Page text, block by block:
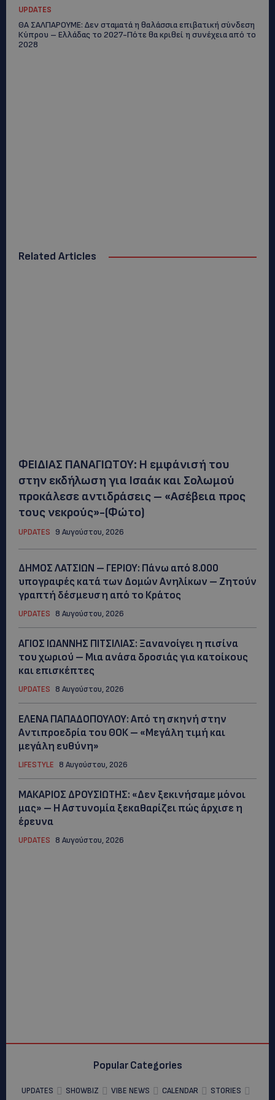
UPDATES
ΘΑ ΣΑΛΠΑΡΟΥΜΕ: Δεν σταματά η θαλάσσια επιβατική σύνδεση
Κύπρου – Ελλάδας το 2027-Πότε θα κριθεί η συνέχεια από το
2028
Related Articles
ΦΕΙΔΙΑΣ ΠΑΝΑΓΙΩΤΟΥ: Η εμφάνισή του
στην εκδήλωση για Ισαάκ και Σολωμού
προκάλεσε αντιδράσεις – «Ασέβεια προς
τους νεκρούς»-(Φώτο)
UPDATES 9 Αυγούστου, 2026
ΔΗΜΟΣ ΛΑΤΣΙΩΝ – ΓΕΡΙΟΥ: Πάνω από 8.000
υπογραφές κατά των Δομών Ανηλίκων – Ζητούν
γραπτή δέσμευση από το Κράτος
UPDATES 8 Αυγούστου, 2026
ΑΓΙΟΣ ΙΩΑΝΝΗΣ ΠΙΤΣΙΛΙΑΣ: Ξανανοίγει η πισίνα
του χωριού – Μια ανάσα δροσιάς για κατοίκους
και επισκέπτες
UPDATES 8 Αυγούστου, 2026
ΕΛΕΝΑ ΠΑΠΑΔΟΠΟΥΛΟΥ: Από τη σκηνή στην
Αντιπροεδρία του ΘΟΚ – «Μεγάλη τιμή και
μεγάλη ευθύνη»
LIFESTYLE 8 Αυγούστου, 2026
ΜΑΚΑΡΙΟΣ ΔΡΟΥΣΙΩΤΗΣ: «Δεν ξεκινήσαμε μόνοι
μας» – Η Αστυνομία ξεκαθαρίζει πώς άρχισε η
έρευνα
UPDATES 8 Αυγούστου, 2026
Popular Categories
UPDATES SHOWBIZ VIBE NEWS CALENDAR STORIES